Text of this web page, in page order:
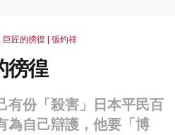
巨匠的徬徨 | 張灼祥
徬徨
有份「殺害」日本平民百
為自己辯護，他要「博